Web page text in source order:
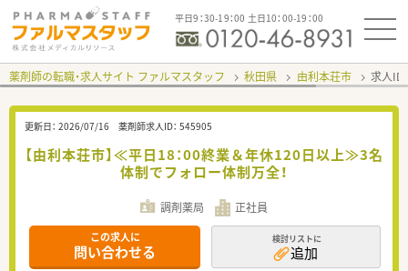
平日9：30-19：00 土日10：00-19：00
薬剤師の転職・求人サイト ファルマスタッフ 秋田県 由利本荘市 求人ID
更新日： 2026/07/16 薬剤師求人ID： 545905
【由利本荘市】≪平日18：00終業＆年休120日以上≫3名
体制でフォロー体制万全！
調剤薬局 正社員
この求人に
問い合わせる
検討リストに
追加